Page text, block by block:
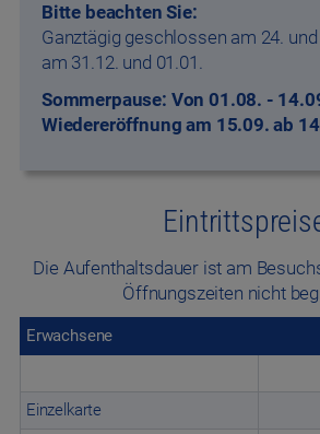
Bitte beachten Sie:
Ganztägig geschlossen am 24.
am 31.12. und 01.01.
Sommerpause: Von 01.08. -
Wiedereröffnung am 15.09. ab
Die Aufenthaltsdauer ist am
Öffnungszeiten nicht
Erwachsene
Einzelkarte